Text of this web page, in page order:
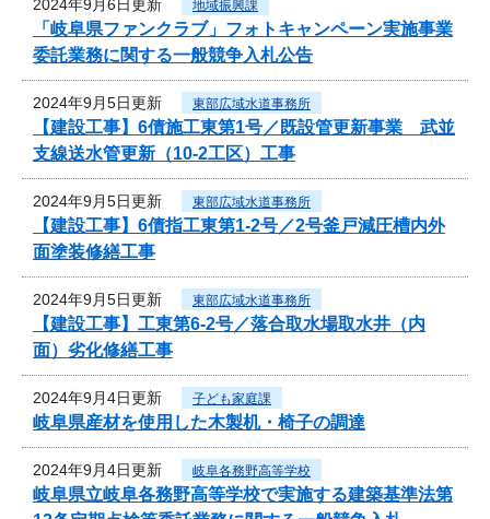
2024年9月6日更新 地域振興課
「岐阜県ファンクラブ」フォトキャンペーン実施事業
委託業務に関する一般競争入札公告
2024年9月5日更新 東部広域水道事務所
【建設工事】6債施工東第1号／既設管更新事業 武並
支線送水管更新（10-2工区）工事
2024年9月5日更新 東部広域水道事務所
【建設工事】6債指工東第1-2号／2号釜戸減圧槽内外
面塗装修繕工事
2024年9月5日更新 東部広域水道事務所
【建設工事】工東第6-2号／落合取水場取水井（内
面）劣化修繕工事
2024年9月4日更新 子ども家庭課
岐阜県産材を使用した木製机・椅子の調達
2024年9月4日更新 岐阜各務野高等学校
岐阜県立岐阜各務野高等学校で実施する建築基準法第